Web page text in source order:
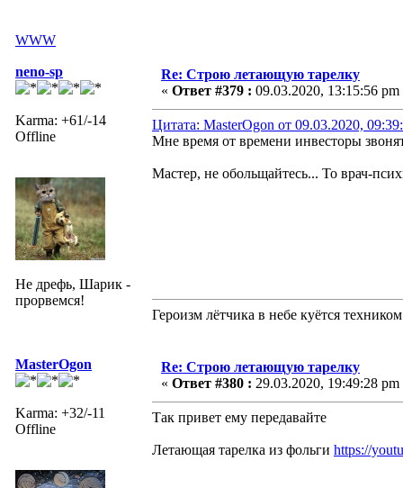
WWW
neno-sp
Karma: +61/-14
Offline
Не дрефь, Шарик -
прорвемся!
Re: Строю летающую тарелку
« Ответ #379 : 09.03.2020, 13:15:56 pm
Цитата: MasterOgon от 09.03.2020,
Мне время от времени инвесторы
Мастер, не обольщайтесь... То врач-
Героизм лётчика в небе куётся
MasterOgon
Karma: +32/-11
Offline
Re: Строю летающую тарелку
« Ответ #380 : 29.03.2020, 19:49:28 pm
Так привет ему передавайте
Летающая тарелка из фольги https://